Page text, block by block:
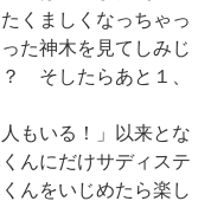
くましくなっちゃっ
た神木を見てしみじ
そしたらあと１、
もいる！」以来とな
んにだけサディステ
んをいじめたら楽し